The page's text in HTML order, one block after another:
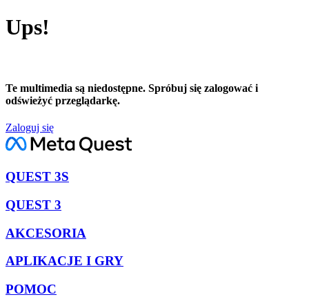
Ups!
Te multimedia są niedostępne. Spróbuj się zalogować i
odświeżyć przeglądarkę.
Zaloguj się
QUEST 3S
QUEST 3
AKCESORIA
APLIKACJE I GRY
POMOC